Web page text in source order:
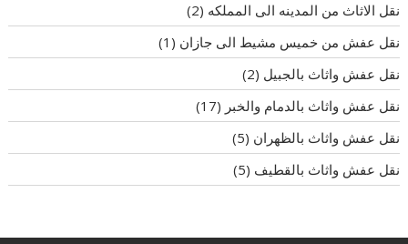
نقل الاثاث من المدينه الى المملكه (2)
نقل عفش من خميس مشيط الى جازان (1)
نقل عفش واثاث بالجبيل (2)
نقل عفش واثاث بالدمام والخبر (17)
نقل عفش واثاث بالظهران (5)
نقل عفش واثاث بالقطيف (5)